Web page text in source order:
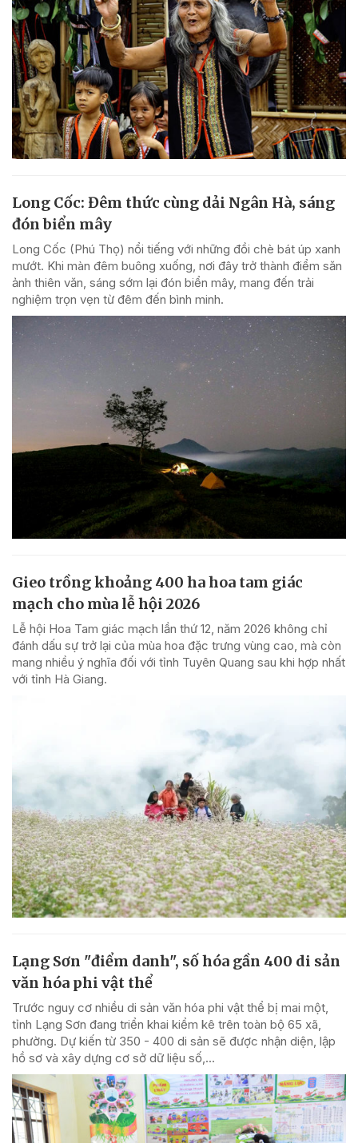
Long Cốc: Đêm thức cùng dải Ngân Hà, sáng
đón biển mây
Long Cốc (Phú Thọ) nổi tiếng với những đồi chè bát úp xanh
mướt. Khi màn đêm buông xuống, nơi đây trở thành điểm săn
ảnh thiên văn, sáng sớm lại đón biển mây, mang đến trải
nghiệm trọn vẹn từ đêm đến bình minh.
Gieo trồng khoảng 400 ha hoa tam giác
mạch cho mùa lễ hội 2026
Lễ hội Hoa Tam giác mạch lần thứ 12, năm 2026 không chỉ
đánh dấu sự trở lại của mùa hoa đặc trưng vùng cao, mà còn
mang nhiều ý nghĩa đối với tỉnh Tuyên Quang sau khi hợp nhất
với tỉnh Hà Giang.
Lạng Sơn "điểm danh", số hóa gần 400 di sản
văn hóa phi vật thể
Trước nguy cơ nhiều di sản văn hóa phi vật thể bị mai một,
tỉnh Lạng Sơn đang triển khai kiểm kê trên toàn bộ 65 xã,
phường. Dự kiến từ 350 - 400 di sản sẽ được nhận diện, lập
hồ sơ và xây dựng cơ sở dữ liệu số,...